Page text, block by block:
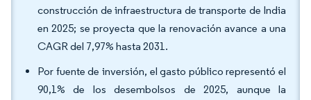
construcción de infraestructura de transporte de India
en 2025; se proyecta que la renovación avance a una
CAGR del 7,97% hasta 2031.
Por fuente de inversión, el gasto público representó el
90,1% de los desembolsos de 2025, aunque la